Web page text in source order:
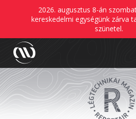
2026. augusztus 8-án
kereskedelmi egységünk zárva
szünetel.